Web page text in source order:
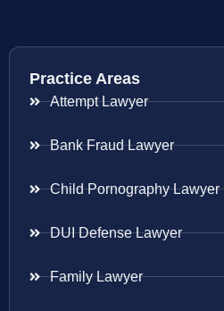
Practice Areas
Attempt Lawyer
Bank Fraud Lawyer
Child Pornography Lawyer
DUI Defense Lawyer
Family Lawyer